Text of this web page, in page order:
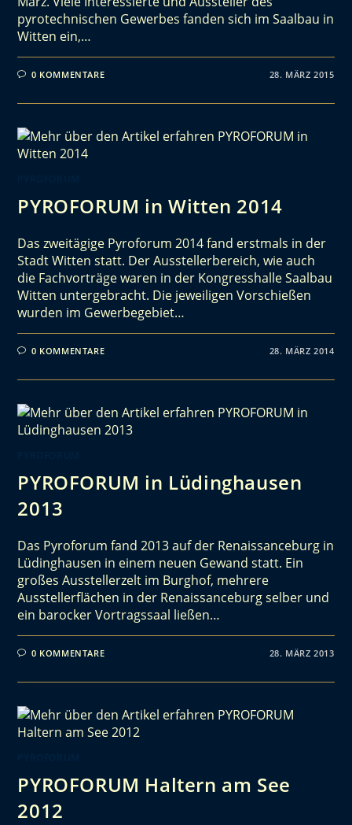
pyrotechnischen Gewerbes fanden sich im Saalbau in
Witten ein,…
0 KOMMENTARE 28. MÄRZ 2015
PYROFORUM in Witten 2014
Das zweitägige Pyroforum 2014 fand erstmals in der
Stadt Witten statt. Der Ausstellerbereich, wie auch
die Fachvorträge waren in der Kongresshalle Saalbau
Witten untergebracht. Die jeweiligen Vorschießen
wurden im Gewerbegebiet…
0 KOMMENTARE 28. MÄRZ 2014
PYROFORUM in Lüdinghausen
2013
Das Pyroforum fand 2013 auf der Renaissanceburg in
Lüdinghausen in einem neuen Gewand statt. Ein
großes Ausstellerzelt im Burghof, mehrere
Ausstellerflächen in der Renaissanceburg selber und
ein barocker Vortragssaal ließen…
0 KOMMENTARE 28. MÄRZ 2013
PYROFORUM Haltern am See
2012